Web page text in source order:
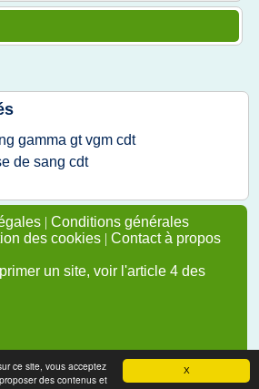
X
ce site, vous acceptez
des contenus et
gamma gt vgm cdt
de sang cdt
| Conditions générales
des cookies | Contact à propos
un site, voir l'article 4 des